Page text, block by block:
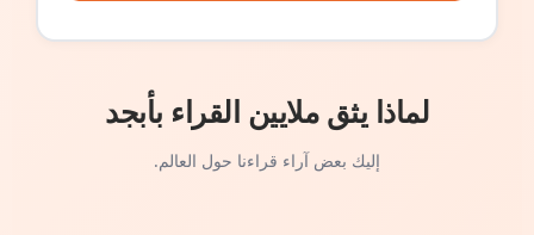
لماذا يثق ملايين القراء بأبجد
إليك بعض آراء قراءنا حول العالم.